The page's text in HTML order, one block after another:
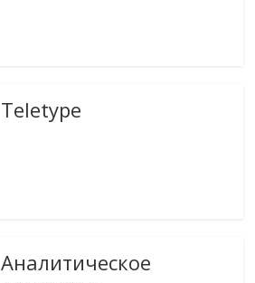
Teletype
Аналитическое